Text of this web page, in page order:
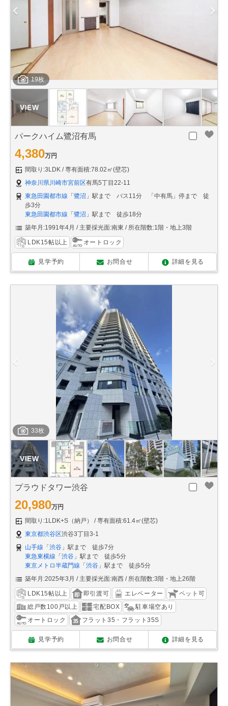
19枚
パークハイム鷺沼有馬
4,380万円
間取り:3LDK
専有面積:78.02㎡(壁芯)
神奈川県川崎市宮前区有馬5丁目22-11
東急田園都市線 「 鷺沼 」駅まで バス11分 「中有馬」停まで 徒
歩3分
東急田園都市線 「 鷺沼 」駅まで 徒歩18分
築年月:1991年4月
主要採光面:南東 所在階数:1階・地上3階
LDK15帖以上 オートロック
見学予約 お問合せ 詳細を見る
33枚
プラウドタワー渋谷
20,980万円
間取り:1LDK+S（納戸）
専有面積:61.4㎡(壁芯)
東京都渋谷区渋谷3丁目3-1
山手線 「 渋谷 」駅まで 徒歩7分
東急東横線 「 渋谷 」駅まで 徒歩5分
東京メトロ半蔵門線 「 渋谷 」駅まで 徒歩5分
築年月:2025年3月
主要採光面:南西 所在階数:3階・地上26階
LDK15帖以上 即引渡可 エレベーター
ペット可
総戸数100戸以上
宅配BOX
駐車場空あり
オートロック
フラット35・フラット35S
見学予約 お問合せ 詳細を見る